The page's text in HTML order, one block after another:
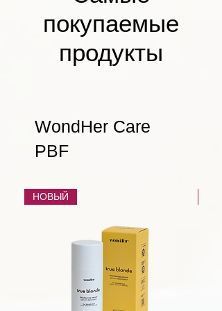
покупаемые
продукты
WondHer Care
PBF
НОВЫЙ